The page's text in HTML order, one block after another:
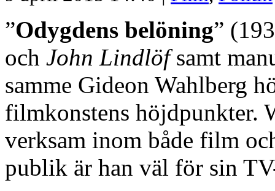
”Odygdens belöning”
och John Lindlöfsamt
samme Gideon Wahlberg
filmkonstens höjdpunkter.
verksam inom både film
publik är han väl för sin